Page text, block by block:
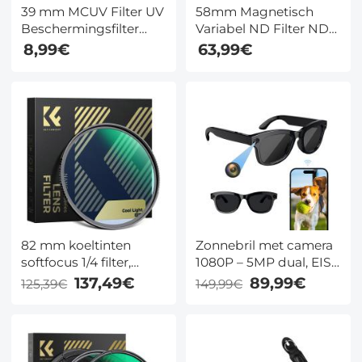
39 mm MCUV Filter UV
Beschermingsfilter
Ultradun Frame met
Stofzuigdoekcoating
Nano Klear Serie
8,99€
58mm Magnetisch
Variabel ND Filter ND8
- ND128 (3-7 Stops)
63,99€
82 mm koeltinten
softfocus 1/4 filter,
cinematisch blauw
misteffect lensfilter
nachtvideo's,
benadrukt koele
125,39€ 137,49€
Zonnebril met camera
1080P – 5MP dual, EIS,
ChatGPT, 26 talen,
Bluetooth 5.2 & 4u –
149,99€ 89,99€